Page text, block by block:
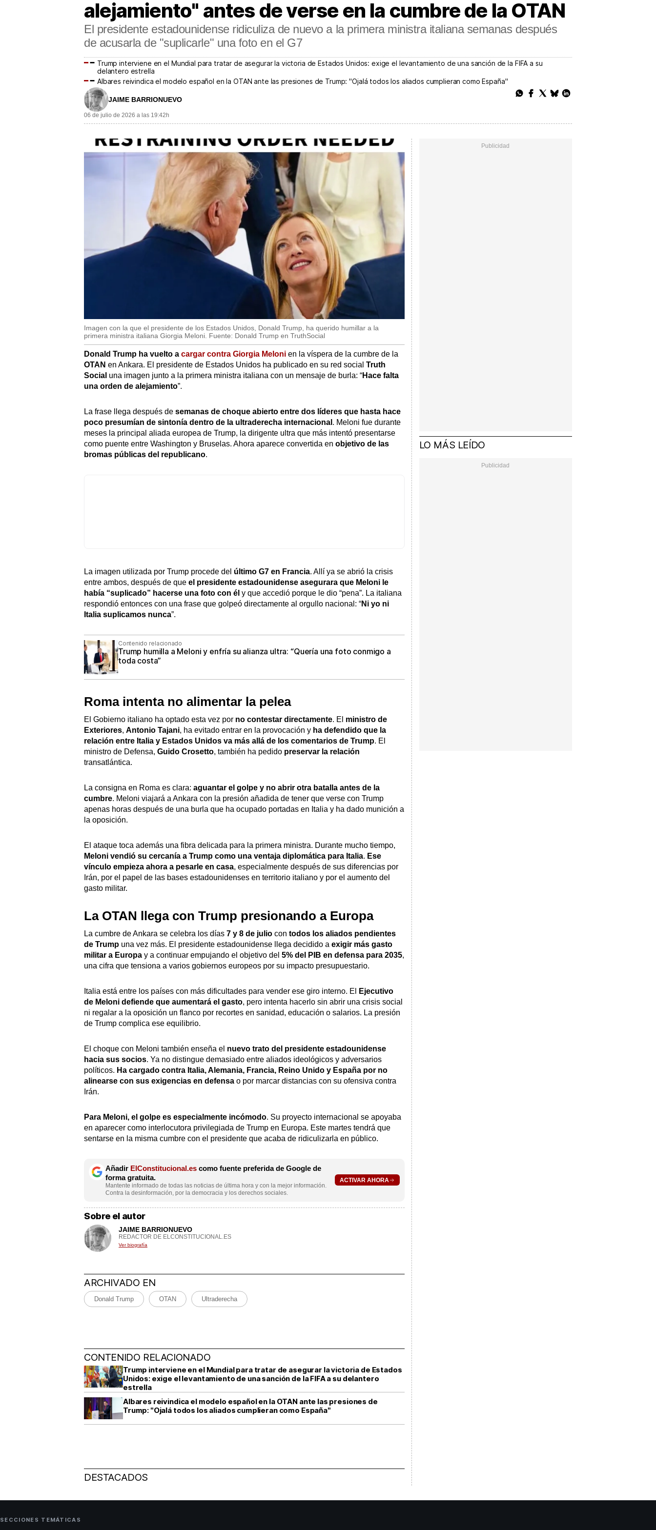
alejamiento" antes de verse en la cumbre de la OTAN
El presidente estadounidense ridiculiza de nuevo a la primera ministra italiana semanas después
de acusarla de "suplicarle" una foto en el G7
Trump interviene en el Mundial para tratar de asegurar la victoria de Estados Unidos: exige el levantamiento de una sanción de la FIFA a su
delantero estrella
Albares reivindica el modelo español en la OTAN ante las presiones de Trump: "Ojalá todos los aliados cumplieran como España"
JAIME BARRIONUEVO
06 de julio de 2026 a las 19:42h
Imagen con la que el presidente de los Estados Unidos, Donald Trump, ha querido humillar a la
primera ministra italiana Giorgia Meloni. Fuente: Donald Trump en TruthSocial
Donald Trump ha vuelto a cargar contra Giorgia Meloni en la víspera de la cumbre de la
OTAN en Ankara. El presidente de Estados Unidos ha publicado en su red social Truth
Social una imagen junto a la primera ministra italiana con un mensaje de burla: “Hace falta
una orden de alejamiento”.
La frase llega después de semanas de choque abierto entre dos líderes que hasta hace
poco presumían de sintonía dentro de la ultraderecha internacional . Meloni fue durante
meses la principal aliada europea de Trump, la dirigente ultra que más intentó presentarse
como puente entre Washington y Bruselas. Ahora aparece convertida en objetivo de las
bromas públicas del republicano.
La imagen utilizada por Trump procede del último G7 en Francia. Allí ya se abrió la crisis
entre ambos, después de que el presidente estadounidense asegurara que Meloni le
había “suplicado” hacerse una foto con él y que accedió porque le dio “pena”. La italiana
respondió entonces con una frase que golpeó directamente al orgullo nacional: “Ni yo ni
Italia suplicamos nunca”.
Contenido relacionado
Trump humilla a Meloni y enfría su alianza ultra: “Quería una foto conmigo a
toda costa”
Roma intenta no alimentar la pelea
El Gobierno italiano ha optado esta vez por no contestar directamente. El ministro de
Exteriores, Antonio Tajani, ha evitado entrar en la provocación y ha defendido que la
relación entre Italia y Estados Unidos va más allá de los comentarios de Trump. El
ministro de Defensa, Guido Crosetto, también ha pedido preservar la relación
transatlántica.
La consigna en Roma es clara: aguantar el golpe y no abrir otra batalla antes de la
cumbre. Meloni viajará a Ankara con la presión añadida de tener que verse con Trump
apenas horas después de una burla que ha ocupado portadas en Italia y ha dado munición a
la oposición.
El ataque toca además una fibra delicada para la primera ministra. Durante mucho tiempo,
Meloni vendió su cercanía a Trump como una ventaja diplomática para Italia. Ese
vínculo empieza ahora a pesarle en casa, especialmente después de sus diferencias por
Irán, por el papel de las bases estadounidenses en territorio italiano y por el aumento del
gasto militar.
La OTAN llega con Trump presionando a Europa
La cumbre de Ankara se celebra los días 7 y 8 de julio con todos los aliados pendientes
de Trump una vez más. El presidente estadounidense llega decidido a exigir más gasto
militar a Europa y a continuar empujando el objetivo del 5% del PIB en defensa para 2035,
una cifra que tensiona a varios gobiernos europeos por su impacto presupuestario.
Italia está entre los países con más dificultades para vender ese giro interno. El
Ejecutivo
de Meloni defiende que aumentará el gasto, pero intenta hacerlo sin abrir una crisis social
ni regalar a la oposición un flanco por recortes en sanidad, educación o salarios. La presión
de Trump complica ese equilibrio.
El choque con Meloni también enseña el nuevo trato del presidente estadounidense
hacia sus socios. Ya no distingue demasiado entre aliados ideológicos y adversarios
políticos. Ha cargado contra Italia, Alemania, Francia, Reino Unido y España por no
alinearse con sus exigencias en defensa o por marcar distancias con su ofensiva contra
Irán.
Para Meloni, el golpe es especialmente incómodo. Su proyecto internacional se apoyaba
en aparecer como interlocutora privilegiada de Trump en Europa. Este martes tendrá que
sentarse en la misma cumbre con el presidente que acaba de ridiculizarla en público.
Añadir ElConstitucional.es como fuente preferida de Google de
forma gratuita.
Mantente informado de todas las noticias de última hora y con la mejor información.
Contra la desinformación, por la democracia y los derechos sociales.
ACTIVAR AHORA
Sobre el autor
JAIME BARRIONUEVO
REDACTOR DE ELCONSTITUCIONAL.ES
Ver biografía
ARCHIVADO EN
Donald Trump OTAN Ultraderecha
CONTENIDO RELACIONADO
Trump interviene en el Mundial para tratar de asegurar la victoria de Estados
Unidos: exige el levantamiento de una sanción de la FIFA a su delantero
estrella
Albares reivindica el modelo español en la OTAN ante las presiones de
Trump: "Ojalá todos los aliados cumplieran como España"
DESTACADOS
LO MÁS LEÍDO
SECCIONES TEMÁTICAS